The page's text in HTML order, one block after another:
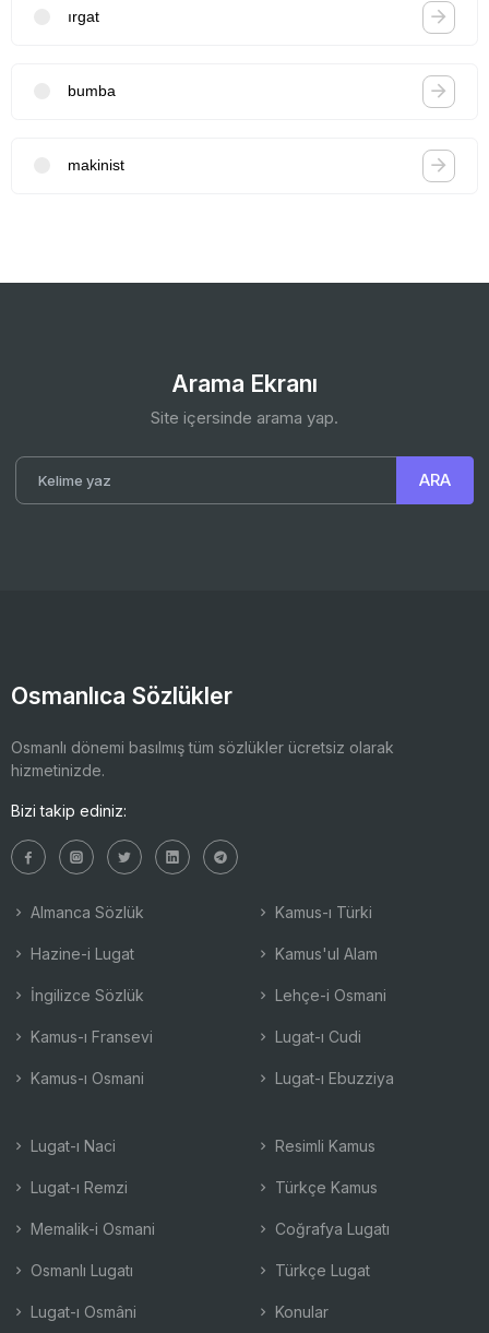
ırgat
bumba
makinist
Arama Ekranı
Site içersinde arama yap.
Osmanlıca Sözlükler
Osmanlı dönemi basılmış tüm sözlükler ücretsiz olarak
hizmetinizde.
Bizi takip ediniz:
Almanca Sözlük
Hazine-i Lugat
İngilizce Sözlük
Kamus-ı Fransevi
Kamus-ı Osmani
Kamus-ı Türki
Kamus'ul Alam
Lehçe-i Osmani
Lugat-ı Cudi
Lugat-ı Ebuzziya
Lugat-ı Naci
Lugat-ı Remzi
Memalik-i Osmani
Osmanlı Lugatı
Lugat-ı Osmâni
Resimli Kamus
Türkçe Kamus
Coğrafya Lugatı
Türkçe Lugat
Konular